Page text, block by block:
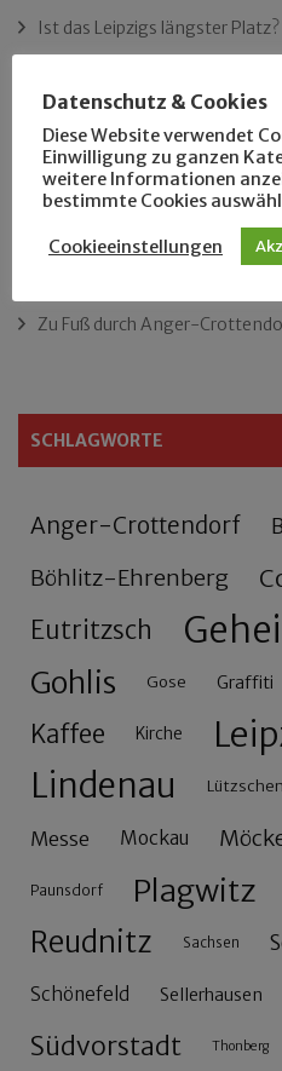
Ist das Leipzigs längster Platz?
Das neue Eutritzsch-Buch
Der Leipziger Schmiedetag von
Rennfahrer in Schönefeld und
Zu Fuß durch Anger-
SCHLAGWORTE
Anger-Crottendorf
Böhlitz-Ehrenberg
Eutritzsch
Gohlis Gose Graffiti
Kaffee Kirche
Lindenau
Messe Mockau
Paunsdorf Plagwitz
Reudnitz Sachsen
Schönefeld Sellerhausen
Südvorstadt Thonberg
Datenschutz & Cookies
Diese Website verwendet
Einwilligung zu ganzen
weitere Informationen
bestimmte Cookies
Cookieeinstellungen